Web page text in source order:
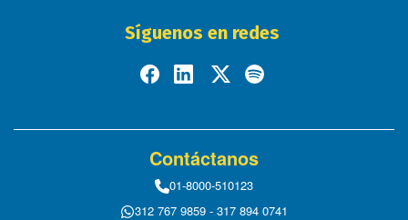
Síguenos en redes
Contáctanos
01-8000-510123
312 767 9859 - 317 894 0741